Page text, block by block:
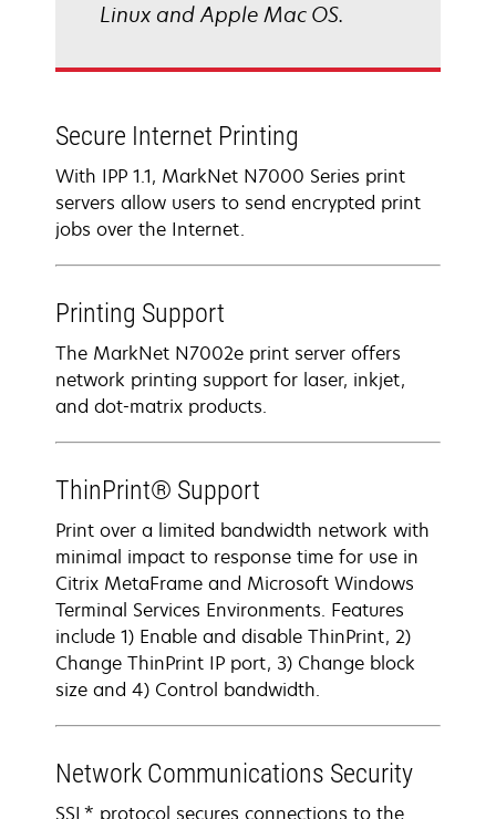
Linux and Apple Mac OS.
Secure Internet Printing
With IPP 1.1, MarkNet N7000 Series print
servers allow users to send encrypted print
jobs over the Internet.
Printing Support
The MarkNet N7002e print server offers
network printing support for laser, inkjet,
and dot-matrix products.
ThinPrint® Support
Print over a limited bandwidth network with
minimal impact to response time for use in
Citrix MetaFrame and Microsoft Windows
Terminal Services Environments. Features
include 1) Enable and disable ThinPrint, 2)
Change ThinPrint IP port, 3) Change block
size and 4) Control bandwidth.
Network Communications Security
SSL* protocol secures connections to the